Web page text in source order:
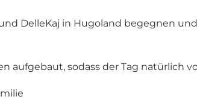
DelleKaj in Hugoland begegnen
aufgebaut, sodass der Tag natürlich